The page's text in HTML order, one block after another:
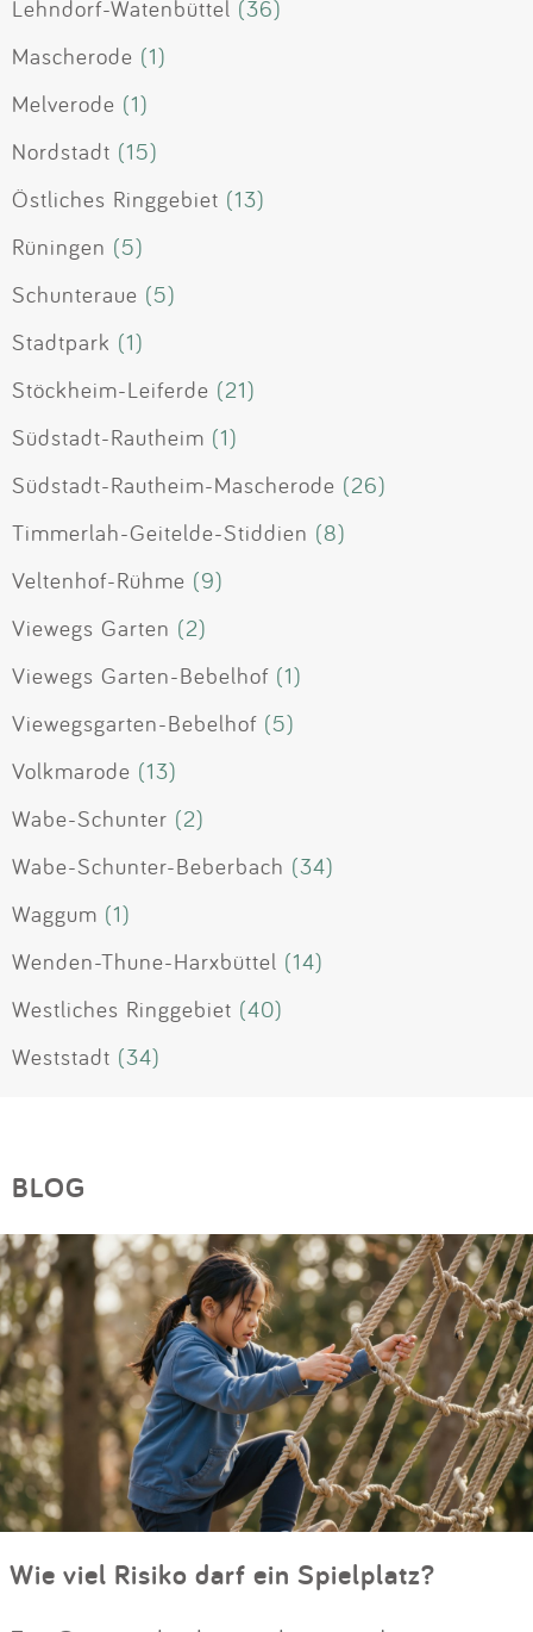
Lehndorf-Watenbüttel (36)
Mascherode (1)
Melverode (1)
Nordstadt (15)
Östliches Ringgebiet (13)
Rüningen (5)
Schunteraue (5)
Stadtpark (1)
Stöckheim-Leiferde (21)
Südstadt-Rautheim (1)
Südstadt-Rautheim-Mascherode (26)
Timmerlah-Geitelde-Stiddien (8)
Veltenhof-Rühme (9)
Viewegs Garten (2)
Viewegs Garten-Bebelhof (1)
Viewegsgarten-Bebelhof (5)
Volkmarode (13)
Wabe-Schunter (2)
Wabe-Schunter-Beberbach (34)
Waggum (1)
Wenden-Thune-Harxbüttel (14)
Westliches Ringgebiet (40)
Weststadt (34)
BLOG
Wie viel Risiko darf ein Spielplatz?